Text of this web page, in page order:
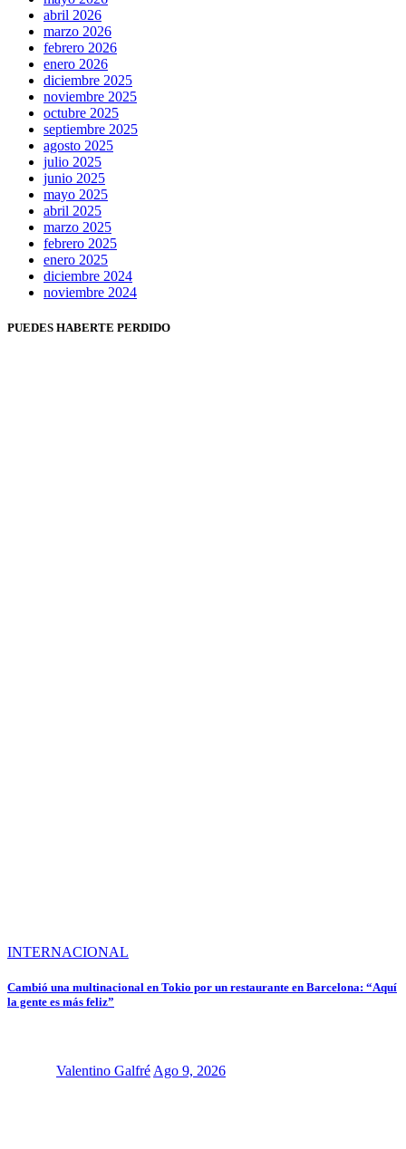
abril 2026
marzo 2026
febrero 2026
enero 2026
diciembre 2025
noviembre 2025
octubre 2025
septiembre 2025
agosto 2025
julio 2025
junio 2025
mayo 2025
abril 2025
marzo 2025
febrero 2025
enero 2025
diciembre 2024
noviembre 2024
PUEDES HABERTE PERDIDO
INTERNACIONAL
Cambió una multinacional en Tokio por un restaurante en Barcelona: “Aquí
la gente es más feliz”
Valentino Galfré Ago 9, 2026